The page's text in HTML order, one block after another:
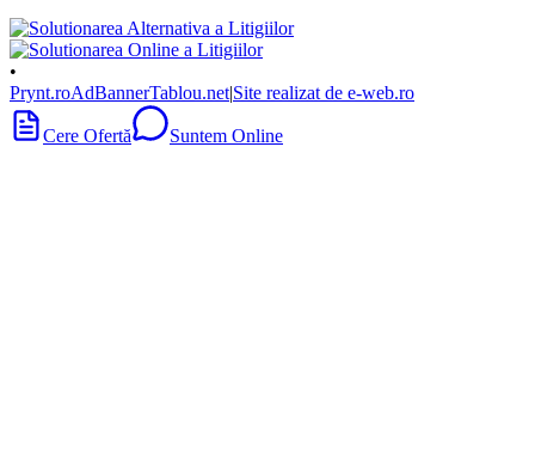
•
Prynt.roAdBannerTablou.net|Site realizat de e-web.ro
Cere Ofertă Suntem Online